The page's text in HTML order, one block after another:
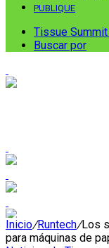
PUBLIQUE
Tissue
Buscar por
Inicio/Runtech/Los
para máquinas de